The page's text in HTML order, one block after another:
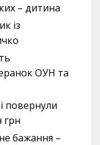
– дитина
із
ОУН та
повернули
грн
бажання –